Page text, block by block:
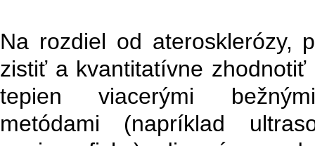
Na rozdiel od aterosklerózy,
zistiť a kvantitatívne zhodnotiť
tepien viacerými
metódami (napríklad